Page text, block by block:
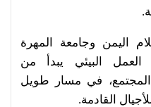
اليمن وجامعة المهرة
البيئي يبدأ من
في مسار طويل
القادمة.